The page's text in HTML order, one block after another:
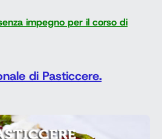
impegno per il corso di
di Pasticcere.